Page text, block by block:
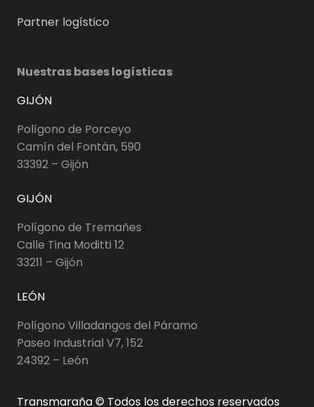
Partner logístico
Nuestras bases logísticas
GIJÓN
Polígono de Porceyo
Camín del Fontán, 590
33392 – Gijón
GIJÓN
Polígono de Tremañes
Calle Tina Moditti 12
33211 – Gijón
LEÓN
Polígono Villadangos del Páramo
Paseo Industrial V7, 152
24392 – León
Transmaraña © Todos los derechos reservados